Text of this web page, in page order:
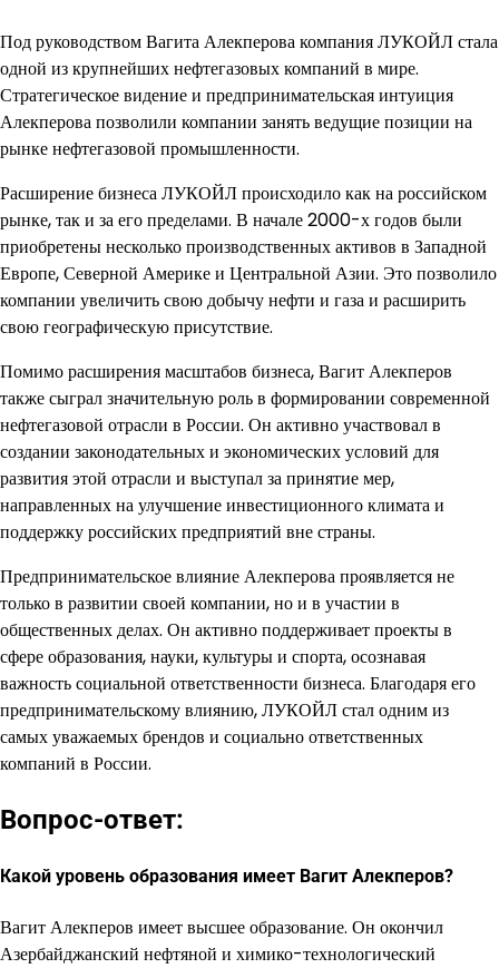
Под руководством Вагита Алекперова компания ЛУКОЙЛ стала
одной из крупнейших нефтегазовых компаний в мире.
Стратегическое видение и предпринимательская интуиция
Алекперова позволили компании занять ведущие позиции на
рынке нефтегазовой промышленности.
Расширение бизнеса ЛУКОЙЛ происходило как на российском
рынке, так и за его пределами. В начале 2000-х годов были
приобретены несколько производственных активов в Западной
Европе, Северной Америке и Центральной Азии. Это позволило
компании увеличить свою добычу нефти и газа и расширить
свою географическую присутствие.
Помимо расширения масштабов бизнеса, Вагит Алекперов
также сыграл значительную роль в формировании современной
нефтегазовой отрасли в России. Он активно участвовал в
создании законодательных и экономических условий для
развития этой отрасли и выступал за принятие мер,
направленных на улучшение инвестиционного климата и
поддержку российских предприятий вне страны.
Предпринимательское влияние Алекперова проявляется не
только в развитии своей компании, но и в участии в
общественных делах. Он активно поддерживает проекты в
сфере образования, науки, культуры и спорта, осознавая
важность социальной ответственности бизнеса. Благодаря его
предпринимательскому влиянию, ЛУКОЙЛ стал одним из
самых уважаемых брендов и социально ответственных
компаний в России.
Вопрос-ответ:
Какой уровень образования имеет Вагит Алекперов?
Вагит Алекперов имеет высшее образование. Он окончил
Азербайджанский нефтяной и химико-технологический